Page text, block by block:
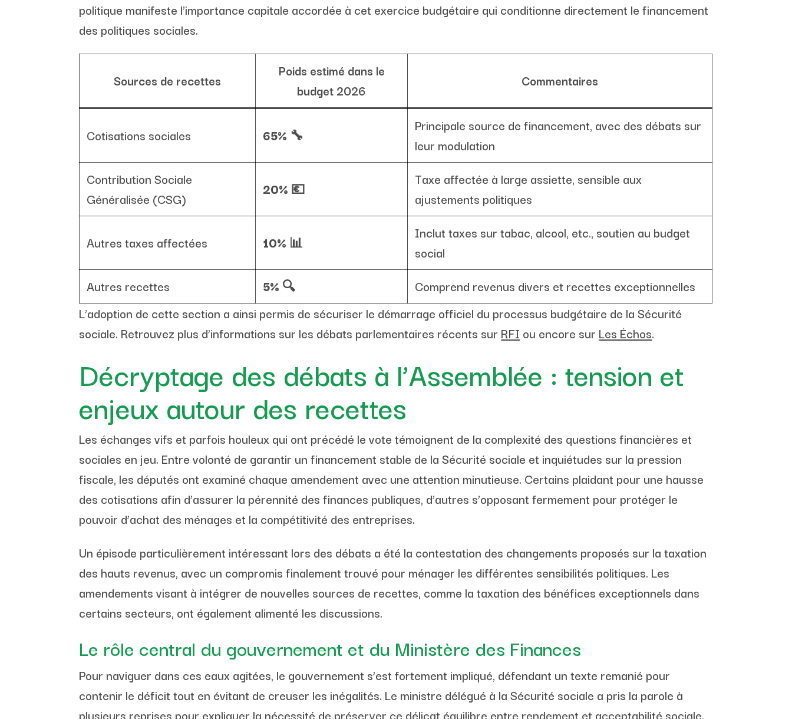
politique manifeste l’importance capitale accordée à cet exercice budgétaire qui conditionne directement le financement
des politiques sociales.
Sources de recettes
Poids estimé dans le
budget 2026
Commentaires
Cotisations sociales 65% 🔧
Principale source de financement, avec des débats sur
leur modulation
Contribution Sociale
Généralisée (CSG)
20% 💶
Taxe affectée à large assiette, sensible aux
ajustements politiques
Autres taxes affectées 10% 📊
Inclut taxes sur tabac, alcool, etc., soutien au budget
social
Autres recettes
5% 🔍
Comprend revenus divers et recettes exceptionnelles
L’adoption de cette section a ainsi permis de sécuriser le démarrage officiel du processus budgétaire de la Sécurité
sociale. Retrouvez plus d’informations sur les débats parlementaires récents sur RFI ou encore sur Les Échos.
Décryptage des débats à l’Assemblée : tension et
enjeux autour des recettes
Les échanges vifs et parfois houleux qui ont précédé le vote témoignent de la complexité des questions financières et
sociales en jeu. Entre volonté de garantir un financement stable de la Sécurité sociale et inquiétudes sur la pression
fiscale, les députés ont examiné chaque amendement avec une attention minutieuse. Certains plaidant pour une hausse
des cotisations afin d’assurer la pérennité des finances publiques, d’autres s’opposant fermement pour protéger le
pouvoir d’achat des ménages et la compétitivité des entreprises.
Un épisode particulièrement intéressant lors des débats a été la contestation des changements proposés sur la taxation
des hauts revenus, avec un compromis finalement trouvé pour ménager les différentes sensibilités politiques. Les
amendements visant à intégrer de nouvelles sources de recettes, comme la taxation des bénéfices exceptionnels dans
certains secteurs, ont également alimenté les discussions.
Le rôle central du gouvernement et du Ministère des Finances
Pour naviguer dans ces eaux agitées, le gouvernement s’est fortement impliqué, défendant un texte remanié pour
contenir le déficit tout en évitant de creuser les inégalités. Le ministre délégué à la Sécurité sociale a pris la parole à
plusieurs reprises pour expliquer la nécessité de préserver ce délicat équilibre entre rendement et acceptabilité sociale.